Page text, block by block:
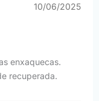
10/06/2025
enxaquecas.
recuperada.